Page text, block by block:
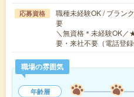
応募資格
職種未経験OK / ブラン
要
＼無資格＊未経験OK
要・来社不要（電話登
職場の雰囲気
年齢層